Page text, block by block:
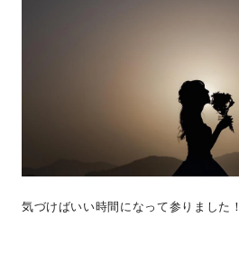
気づけばいい時間になって参りました！